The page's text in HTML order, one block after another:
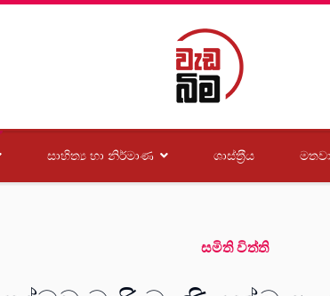
සාහිත්‍ය හා නිර්මාණ ශාස්ත‍්‍රීය
සමිති විත්ති